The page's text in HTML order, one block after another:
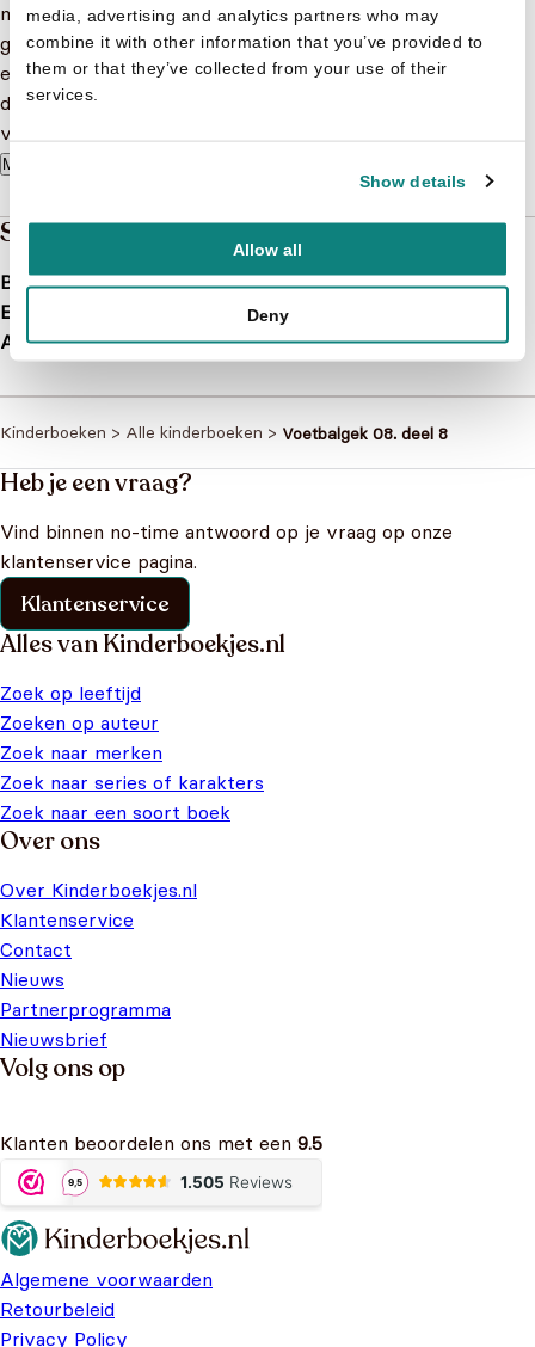
media, advertising and analytics partners who may
combine it with other information that you’ve provided to
them or that they’ve collected from your use of their
services.
Show details
Allow all
Deny
moeten geven: een onklopbare keeper en twee
goalgetters. Terwijl Marcel de kantine ombouwt tot een
echte spelershome, leren zijn spelers alle kneepjes van de
doorgewinterde profs, zowel op het veld als bij de
vrouwelijke fans! Een onhoudbaar salvo voetbalgrappen!
Meer lezen
Specificaties
BindwijzePaperback
EAN
Afmetingen290 × 29 mm
Kinderboeken > Alle kinderboeken > Voetbalgek 08. deel 8
Heb je een vraag?
Vind binnen no-time antwoord op je vraag op onze
klantenservice pagina.
Klantenservice
Alles van Kinderboekjes.nl
Zoek op leeftijd
Zoeken op auteur
Zoek naar merken
Zoek naar series of karakters
Zoek naar een soort boek
Over ons
Over Kinderboekjes.nl
Klantenservice
Contact
Nieuws
Partnerprogramma
Nieuwsbrief
Volg ons op
Klanten beoordelen ons met een 9.5
Algemene voorwaarden
Retourbeleid
Privacy Policy